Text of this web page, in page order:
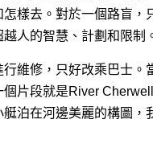
樣去。對於一個路盲，
人的智慧、計劃和限制
維修，只好改乘巴士。
片段就是River
泊在河邊美麗的構圖